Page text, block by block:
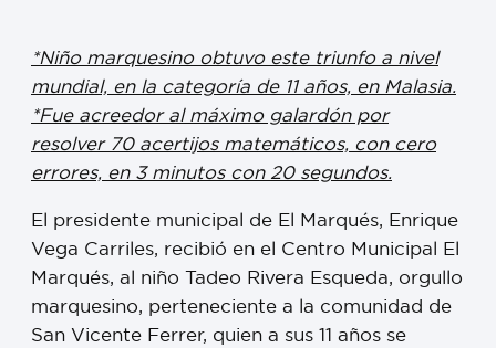
*Niño marquesino obtuvo este triunfo a nivel
mundial, en la categoría de 11 años, en Malasia.
*Fue acreedor al máximo galardón por
resolver 70 acertijos matemáticos, con cero
errores, en 3 minutos con 20 segundos.
El presidente municipal de El Marqués, Enrique
Vega Carriles, recibió en el Centro Municipal El
Marqués, al niño Tadeo Rivera Esqueda, orgullo
marquesino, perteneciente a la comunidad de
San Vicente Ferrer, quien a sus 11 años se